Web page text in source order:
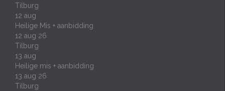
Tilburg
12 aug
Heilige Mis + aanbidding
12 aug 26
Tilburg
13 aug
Heilige mis + aanbidding
13 aug 26
Tilburg